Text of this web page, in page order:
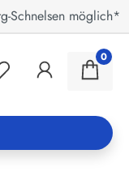
Schnelsen möglich*
0